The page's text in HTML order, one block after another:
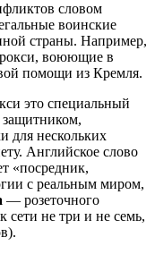
словом
воинские
страны. Например,
воюющие в
помощи из Кремля.
это специальный
для нескольких
Английское слово
«посредник,
с реальным миром,
— розеточного
сети не три и не семь,